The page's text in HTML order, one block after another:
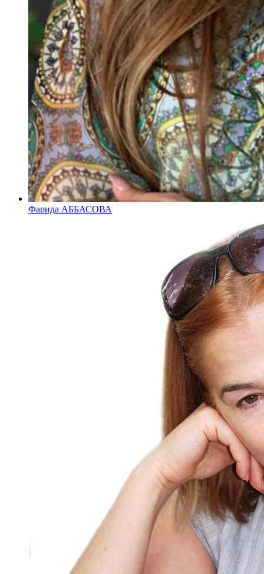
Фарида АББАСОВА